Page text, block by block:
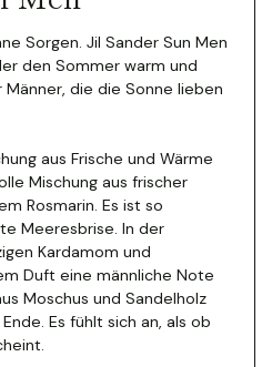
Sorgen. Jil Sander Sun Men
den Sommer warm und
die die Sonne lieben
aus Frische und Wärme
Mischung aus frischer
Rosmarin. Es ist so
Meeresbrise. In der
Kardamom und
Duft eine männliche Note
Moschus und Sandelholz
Es fühlt sich an, als ob